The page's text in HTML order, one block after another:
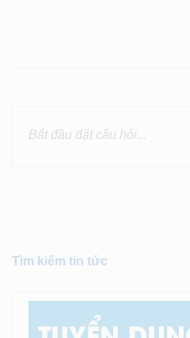
Tìm kiếm tin tức